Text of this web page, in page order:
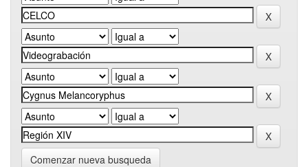
Comenzar nueva busqueda